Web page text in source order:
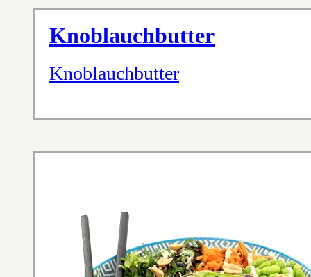
Knoblauchbutter
Knoblauchbutter